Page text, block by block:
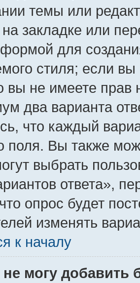
темы или
закладке или
для
стиля; если
не имеете прав
два варианта
что каждый
поля. Вы также
выбрать
ответа»,
опрос будет
изменять
к началу
могу добавить